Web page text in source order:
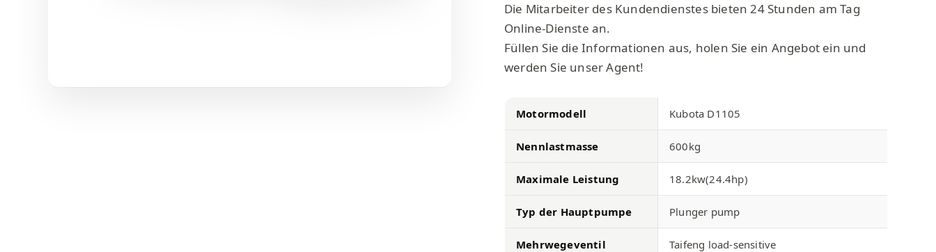
Die Mitarbeiter des Kundendienstes bieten 24 Stunden am Tag
Online-Dienste an.
Füllen Sie die Informationen aus, holen Sie ein Angebot ein und
werden Sie unser Agent!
Motormodell Kubota D1105
Nennlastmasse 600kg
Maximale Leistung 18.2kw(24.4hp)
Typ der Hauptpumpe Plunger pump
Mehrwegeventil Taifeng load-sensitive